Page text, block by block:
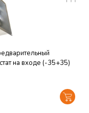
на входе (-35+35)